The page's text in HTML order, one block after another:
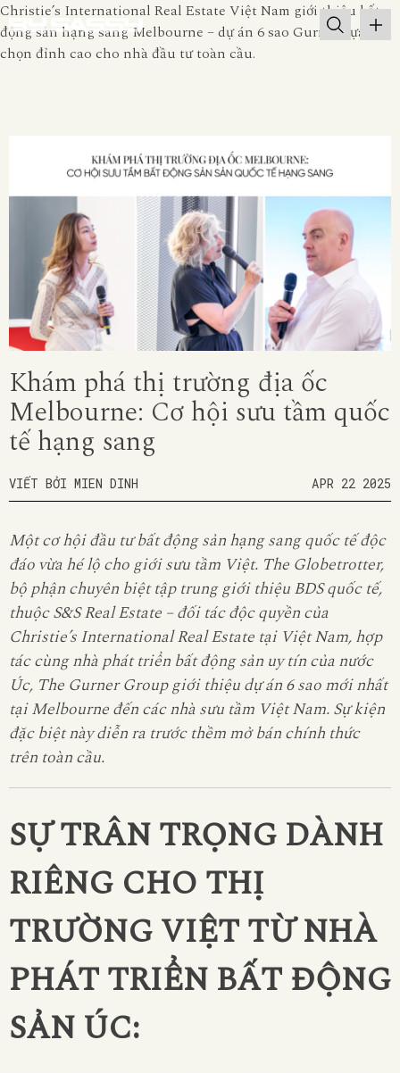
Christie’s International Real Estate Việt Nam giới thiệu bất
động sản hạng sang Melbourne – dự án 6 sao Gurner, lựa
chọn đỉnh cao cho nhà đầu tư toàn cầu.
Khám phá thị trường địa ốc
Melbourne: Cơ hội sưu tầm quốc
tế hạng sang
VIẾT BỞI MIEN DINH APR 22 2025
Một cơ hội đầu tư bất động sản hạng sang quốc tế độc
đáo vừa hé lộ cho giới sưu tầm Việt. The Globetrotter,
bộ phận chuyên biệt tập trung giới thiệu BDS quốc tế,
thuộc S&S Real Estate – đối tác độc quyền của
Christie’s International Real Estate tại Việt Nam, hợp
tác cùng nhà phát triển bất động sản uy tín của nước
Úc, The GurnerGroup giới thiệu dự án 6 sao mới nhất
tại Melbourne đến các nhà sưu tầm Việt Nam. Sự kiện
đặc biệt này diễn ra trước thềm mở bán chính thức
trên toàn cầu.
SỰ TRÂN TRỌNG DÀNH
RIÊNG CHO THỊ
TRƯỜNG VIỆT TỪ NHÀ
PHÁT TRIỂN BẤT ĐỘNG
SẢN ÚC: